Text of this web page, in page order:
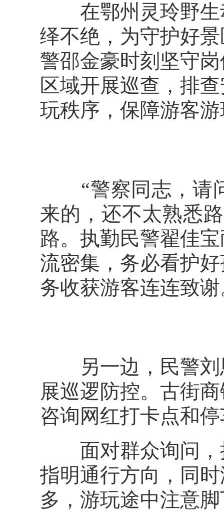
在鄂州灵玲野生
绎不绝，为守护好
警邵金豪时刻坚守
区域开展巡查，排
玩秩序，保障游客
“警察同志，请问
来的，还不太熟悉
路。执勤民警翟佳
流密集，务必看护
务收获游客连连致
另一边，民警刘
展巡逻防控。古街
咨询网红打卡点和
面对群众询问，
指明通行方向，同
多，游玩途中注意